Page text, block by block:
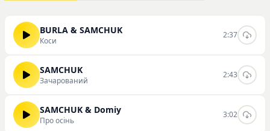
«Про осінь», которые отличаются ритмичным
ориентированными на широкую аудиторию
любителей танцевальной поп-музыки. Творчество
автора сочетает современные аранжировки с
доступной лирикой, что делает его треки
Ознакомиться с полной дискографией артиста,
слушать и скачивать треки можно на нашем сайте.
BURLA & SAMCHUK
Коси
2:37
SAMCHUK
Зачарований
2:43
SAMCHUK & Domiy
Про осінь
3:02